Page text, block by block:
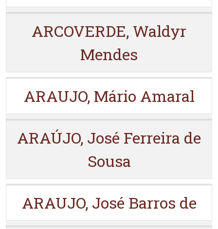
ARCOVERDE, Waldyr
Mendes
ARAUJO, Mário Amaral
ARAÚJO, José Ferreira de
Sousa
ARAUJO, José Barros de